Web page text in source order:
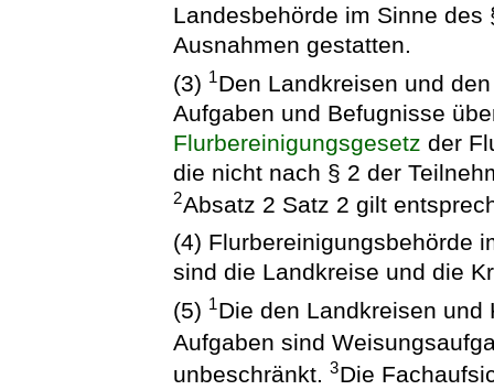
Landesbehörde im Sinne
Ausnahmen gestatten.
(3) 1Den Landkreisen und
Aufgaben und Befugnisse
Flurbereinigungsgesetz der
die nicht nach § 2 der
2Absatz 2 Satz 2 gilt
(4) Flurbereinigungsbehörde
sind die Landkreise und die
(5) 1Die den Landkreisen und
Aufgaben sind
unbeschränkt.3Die